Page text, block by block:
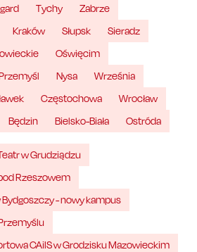
Tychy
Zabrze
Kraków Słupsk
Sieradz
Oświęcim
Nysa
Września
Częstochowa
Wrocław
Będzin Bielsko-Biała Ostróda
w Grudziądzu
Rzeszowem
- nowy kampus
CAiIS w Grodzisku Mazowieckim